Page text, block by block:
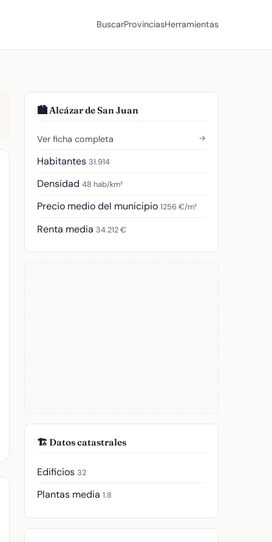
BuscarProvinciasHerramientas
🏙️ Alcázar de San Juan
Ver ficha completa →
Habitantes 31.914
Densidad 48 hab/km²
Precio medio del municipio 1256 €/m²
Renta media 34.212 €
🏗️ Datos catastrales
Edificios 32
Plantas media 1.8